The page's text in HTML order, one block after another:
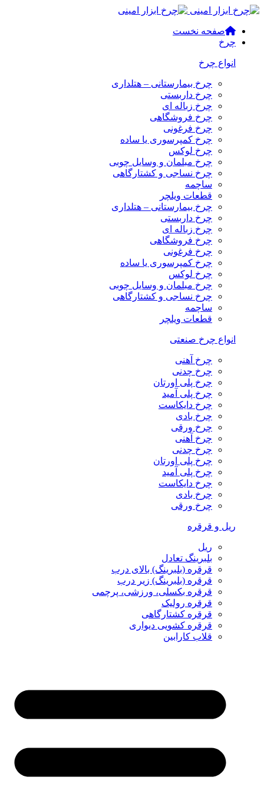
صفحه نخست
چرخ
انواع چرخ
چرخ بیمارستانی – هتلداری
چرخ داربستی
چرخ زباله ای
چرخ فروشگاهی
چرخ فرغونی
چرخ کمپرسوری یا ساده
چرخ لوکس
چرخ مبلمان و وسایل چوبی
چرخ نساجی و کشتارگاهی
ساچمه
قطعات ویلچر
چرخ بیمارستانی – هتلداری
چرخ داربستی
چرخ زباله ای
چرخ فروشگاهی
چرخ فرغونی
چرخ کمپرسوری یا ساده
چرخ لوکس
چرخ مبلمان و وسایل چوبی
چرخ نساجی و کشتارگاهی
ساچمه
قطعات ویلچر
انواع چرخ صنعتی
چرخ آهنی
چرخ چدنی
چرخ پلی اورتان
چرخ پلی آمید
چرخ دایکاست
چرخ بادی
چرخ ورقی
چرخ آهنی
چرخ چدنی
چرخ پلی اورتان
چرخ پلی آمید
چرخ دایکاست
چرخ بادی
چرخ ورقی
ریل و قرقره
ریل
بلبرینگ تعادل
قرقره (بلبرینگ) بالای درب
قرقره (بلبرینگ) زیر درب
قرقره بکسلی، ورزشی، پرچمی
قرقره رولیک
قرقره کشتارگاهی
قرقره کشویی دیواری
قلاب کارابین